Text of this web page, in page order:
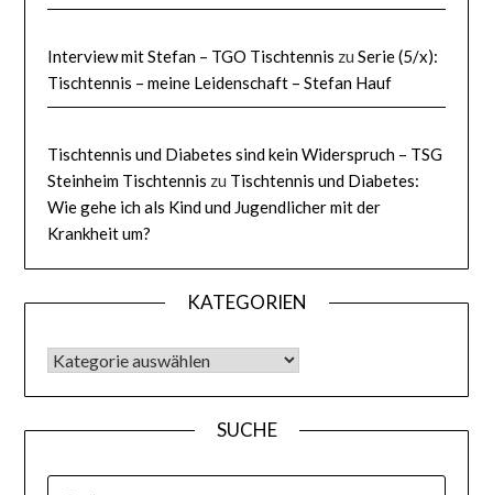
Interview mit Stefan – TGO Tischtennis zuSerie (5/x):
Tischtennis – meine Leidenschaft – Stefan Hauf
Tischtennis und Diabetes sind kein Widerspruch – TSG
Steinheim Tischtennis zu Tischtennis und Diabetes:
Wie gehe ich als Kind und Jugendlicher mit der
Krankheit um?
KATEGORIEN
KATEGORIEN
SUCHE